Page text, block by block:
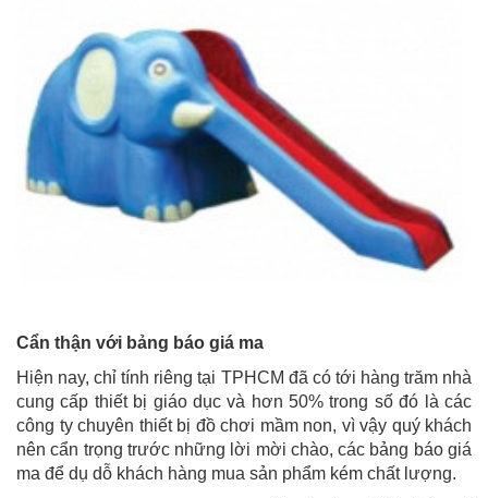
Cẩn thận với bảng báo giá ma
Hiện nay, chỉ tính riêng tại TPHCM đã có tới hàng trăm nhà
cung cấp thiết bị giáo dục và hơn 50% trong số đó là các
công ty chuyên thiết bị đồ chơi mầm non, vì vậy quý khách
nên cẩn trọng trước những lời mời chào, các bảng báo giá
ma để dụ dỗ khách hàng mua sản phẩm kém chất lượng.